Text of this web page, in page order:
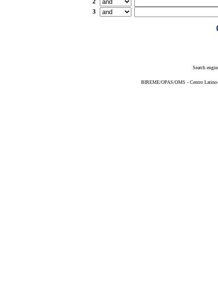
3
Search
BIREME/OPAS/OMS - Centro Latino-